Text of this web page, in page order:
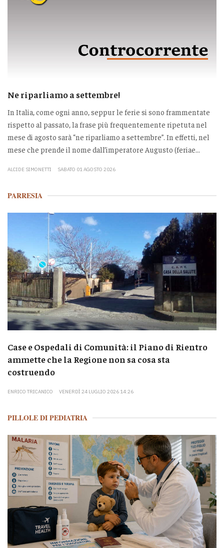
Ne riparliamo a settembre!
In Italia, come ogni anno, seppur le ferie si sono frammentate
rispetto al passato, la frase più frequentemente ripetuta nel
mese di agosto sarà “ne riparliamo a settembre”. In effetti, nel
mese che prende il nome dall’imperatore Augusto (feriae...
ALCIDE SIMONETTI SABATO 01 AGOSTO 2026
PARRESIA
Case e Ospedali di Comunità: il Piano di Rientro
ammette che la Regione non sa cosa sta
costruendo
ENRICO TRICANICO VENERDÌ 24 LUGLIO 2026 14:26
PILLOLE DI PEDIATRIA